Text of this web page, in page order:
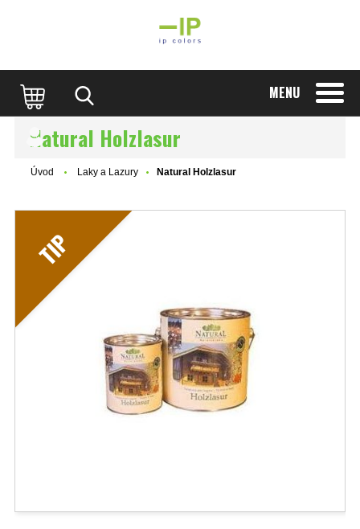
MENU
Natural Holzlasur
Úvod Laky a Lazury Natural Holzlasur
TIP